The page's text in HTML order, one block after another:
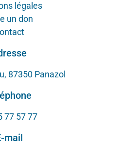
légales
un don
87350 Panazol
77 57 77
mail